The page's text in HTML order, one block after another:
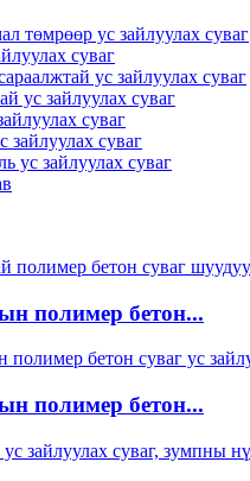
төмрөөр ус зайлуулах суваг
суваг
ус зайлуулах суваг
ус зайлуулах суваг
суваг
зайлуулах суваг
ус зайлуулах суваг
полимер бетон...
полимер бетон...